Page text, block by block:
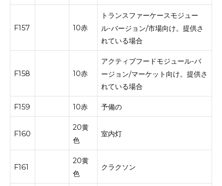
F157 10赤
トランスファーケースモジュー
ル-バージョン/市場向け。提供さ
れている場合
F158 10赤
アクティブフードモジュール-バ
ージョン/マーケット向け。提供さ
れている場合
F159 10赤 予備の
F160
20黄
色
室内灯
F161
20黄
色
クラクソン